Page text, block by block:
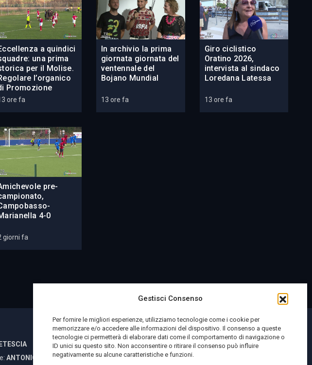
Gestisci Consenso
Per fornire le migliori esperienze, utilizziamo tecnologie come i cookie per
memorizzare e/o accedere alle informazioni del dispositivo. Il consenso a queste
tecnologie ci permetterà di elaborare dati come il comportamento di navigazione o
ID unici su questo sito. Non acconsentire o ritirare il consenso può influire
negativamente su alcune caratteristiche e funzioni.
a quindici
una prima
per il Molise.
l’organico
Promozione
ore fa
In archivio la prima
giornata giornata del
ventennale del
Bojano Mundial
13 ore fa
Giro ciclistico
Oratino 2026,
intervista al sindaco
Loredana Latessa
13 ore fa
pre-
4-0
giorni fa
ANTONIO DI LALLO